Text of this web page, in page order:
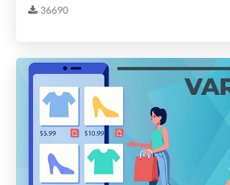
36690